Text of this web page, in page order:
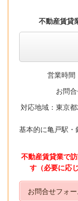
不動産賃貸
営業時間
お問
対応地域：東京
基本的に亀戸駅・
不動産賃貸業で
す（必要に応
お問合せフォ